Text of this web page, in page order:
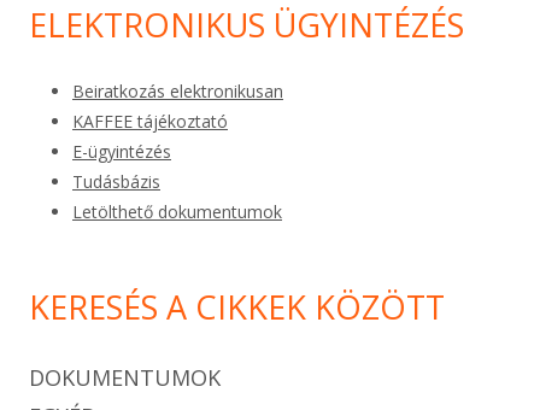
ELEKTRONIKUS ÜGYINTÉZÉS
Beiratkozás elektronikusan
KAFFEE tájékoztató
E-ügyintézés
Tudásbázis
Letölthető dokumentumok
KERESÉS A CIKKEK KÖZÖTT
DOKUMENTUMOK